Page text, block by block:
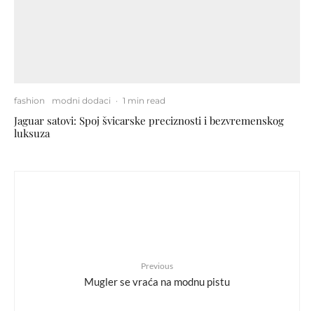
fashion modni dodaci · 1 min read
Jaguar satovi: Spoj švicarske preciznosti i bezvremenskog
luksuza
Previous
Mugler se vraća na modnu pistu